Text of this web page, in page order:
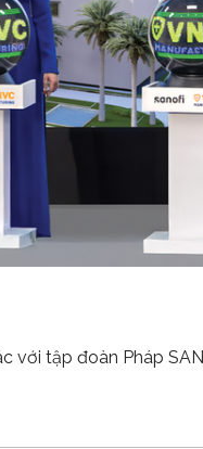
với tập đoàn Pháp